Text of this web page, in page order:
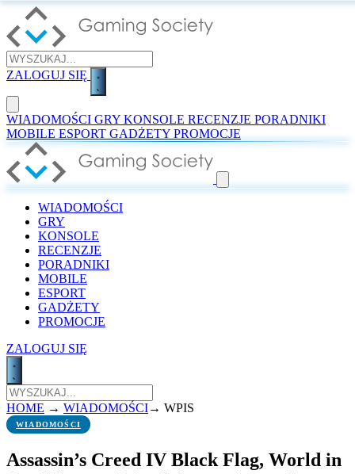
ZALOGUJ SIĘ
WIADOMOŚCI GRY KONSOLE RECENZJE PORADNIKI
MOBILE ESPORT GADŻETY PROMOCJE
WIADOMOŚCI
GRY
KONSOLE
RECENZJE
PORADNIKI
MOBILE
ESPORT
GADŻETY
PROMOCJE
ZALOGUJ SIĘ
HOME → WIADOMOŚCI→ WPIS
WIADOMOŚCI
Assassin’s Creed IV Black Flag, World in